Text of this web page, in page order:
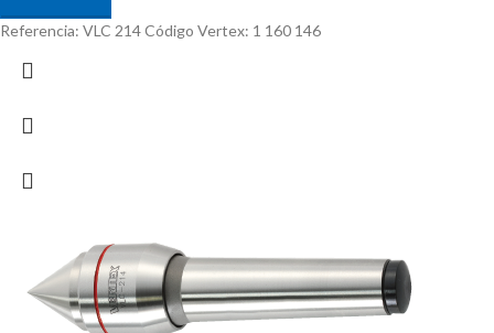
Referencia: VLC 214 Código Vertex: 1 160 146